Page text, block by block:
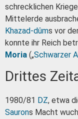
schrecklichen
Mittelerde
Khazad-dûms vor
konnte ihr Reich
Moria („Schwarzer
Drittes
1980/81 DZ, etwa
Saurons Macht